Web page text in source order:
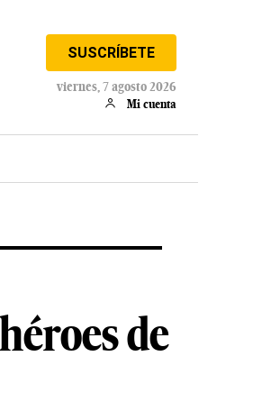
SUSCRÍBETE
viernes, 7 agosto 2026
Mi cuenta
de